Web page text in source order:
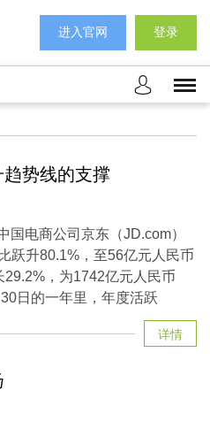
进入官网 登录
势线的支撑
国电商公司京东（JD.com）
跃升80.1%，至56亿元人民币
29.2%，为1742亿元人民币
日的一年里，年度活跃
详情